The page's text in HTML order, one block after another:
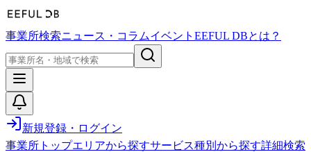
事業所検索ニュース・コラムイベント EEFUL DBとは？
新規登録・ログイン
事業所トップエリアから探すサービス種別から探す詳細検索